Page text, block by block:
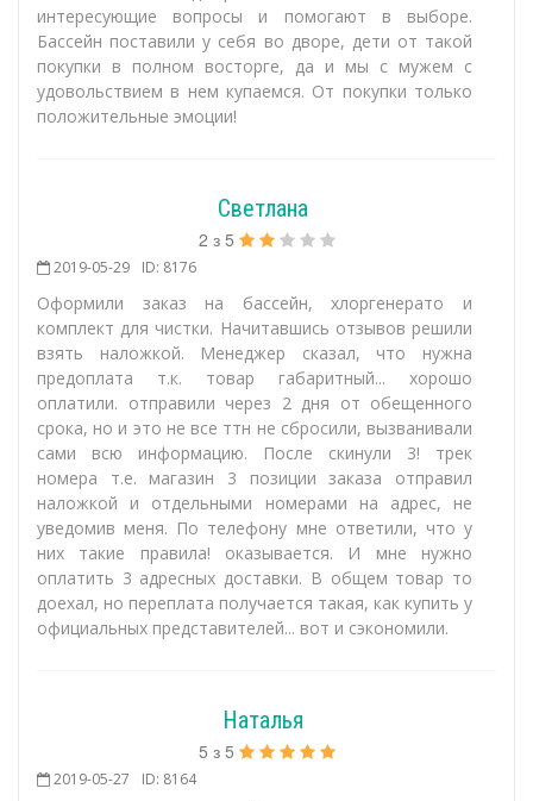
интересующие вопросы и помогают в выборе.
Бассейн поставили у себя во дворе, дети от такой
покупки в полном восторге, да и мы с мужем с
удовольствием в нем купаемся. От покупки только
положительные эмоции!
Светлана
2 з 5
2019-05-29 ID: 8176
Оформили заказ на бассейн, хлоргенерато и
комплект для чистки. Начитавшись отзывов решили
взять наложкой. Менеджер сказал, что нужна
предоплата т.к. товар габаритный... хорошо
оплатили. отправили через 2 дня от обещенного
срока, но и это не все ттн не сбросили, вызванивали
сами всю информацию. После скинули 3! трек
номера т.е. магазин 3 позиции заказа отправил
наложкой и отдельными номерами на адрес, не
уведомив меня. По телефону мне ответили, что у
них такие правила! оказывается. И мне нужно
оплатить 3 адресных доставки. В общем товар то
доехал, но переплата получается такая, как купить у
официальных представителей... вот и сэкономили.
Наталья
5 з 5
2019-05-27 ID: 8164